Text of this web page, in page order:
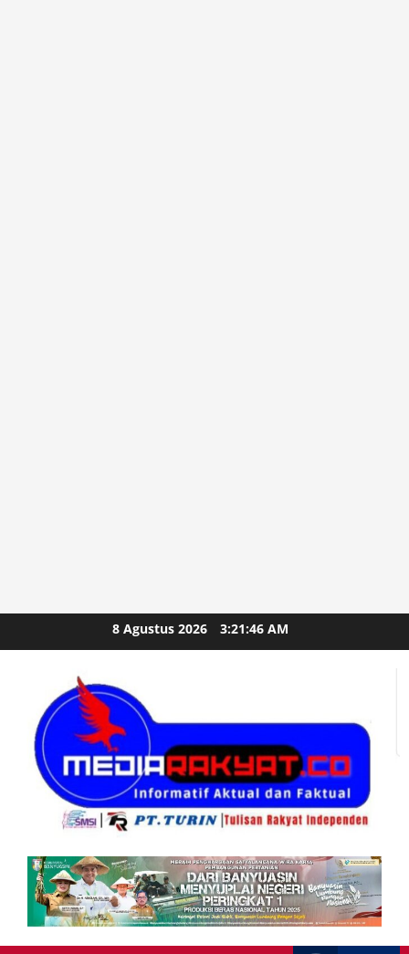
to
8 Agustus 2026 3:21:47 AM